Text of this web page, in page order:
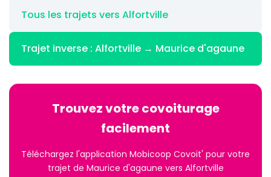
Tous les trajets vers Alfortville
Trajet inverse : Alfortville → Maurice d'agaune
Trouvez votre covoiturage
facilement
Téléchargez l'application Mobicoop Covoit' pour votre
trajet de Maurice d'agaune vers Alfortville